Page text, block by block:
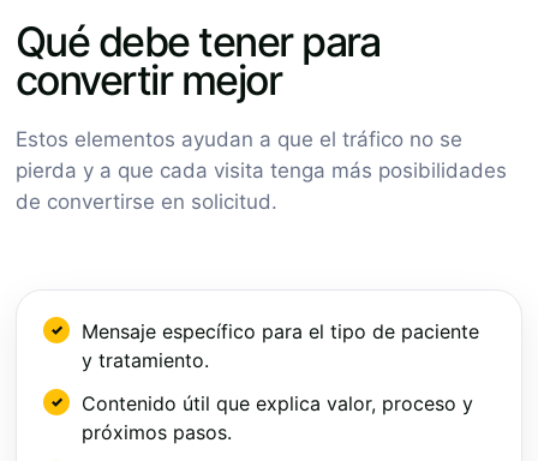
Qué debe tener para
convertir mejor
Estos elementos ayudan a que el tráfico no se
pierda y a que cada visita tenga más posibilidades
de convertirse en solicitud.
Mensaje específico para el tipo de paciente
y tratamiento.
Contenido útil que explica valor, proceso y
próximos pasos.